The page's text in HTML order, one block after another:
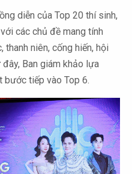
diễn của Top 20 thí sinh,
các chủ đề mang tính
niên, cống hiến, hội
Ban giám khảo lựa
bước tiếp vào Top 6.